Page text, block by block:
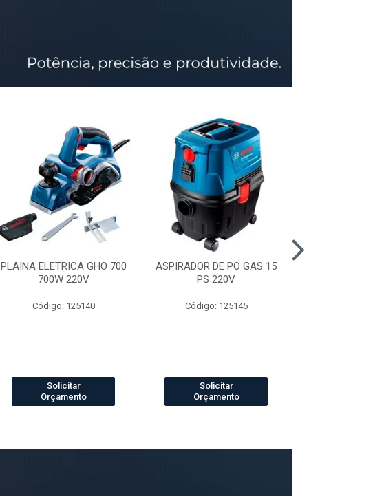
PLAINA ELETRICA GHO 700
700W 220V
Código: 125140
Solicitar
Orçamento
ASPIRADOR DE PO GAS 15
PS 220V
Código: 125145
Solicitar
Orçamento